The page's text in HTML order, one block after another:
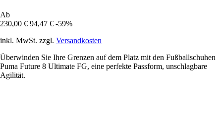
Ab
230,00 € 94,47 € -59%
inkl. MwSt. zzgl. Versandkosten
Überwinden Sie Ihre Grenzen auf dem Platz mit den Fußballschuhen
Puma Future 8 Ultimate FG, eine perfekte Passform, unschlagbare
Agilität.